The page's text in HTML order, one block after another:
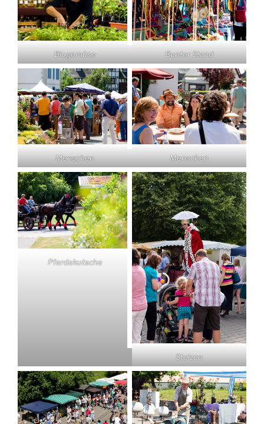
Biogemüse Bunter Stand
Menschen Menschen
Pferdekutsche
Stelzen